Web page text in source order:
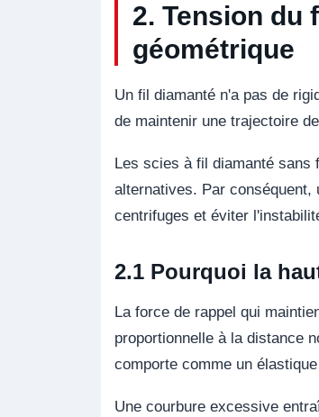
2. Tension du
géométrique
Un fil diamanté n'a pas de
de maintenir une trajectoire
Les scies à fil diamanté
alternatives. Par
centrifuges et éviter
2.1 Pourquoi la
La force de rappel qui
proportionnelle à la distance
comporte comme un
Une courbure excessive